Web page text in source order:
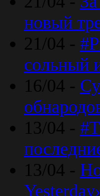
новый
21/04 -
сольный
16/04 -
13/04 -
13/04 -